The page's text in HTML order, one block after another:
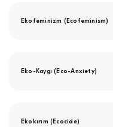
Ekofeminizm (Ecofeminism)
Eko-Kaygı (Eco-Anxiety)
Ekokırım (Ecocide)